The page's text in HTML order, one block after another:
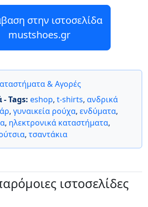
στην ιστοσελίδα
mustshoes.gr
& Αγορές
- Tags: eshop, t-shirts, ανδρικά
, γυναικεία ρούχα, ενδύματα,
, ηλεκτρονικά καταστήματα,
, τσαντάκια
ιστοσελίδες